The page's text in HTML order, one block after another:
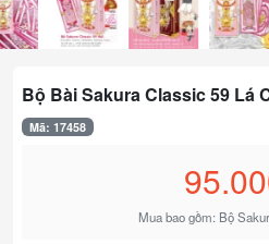
Bộ Bài Sakura Classic 59 Lá
Mã: 17458
Mua bao gồm: Bộ